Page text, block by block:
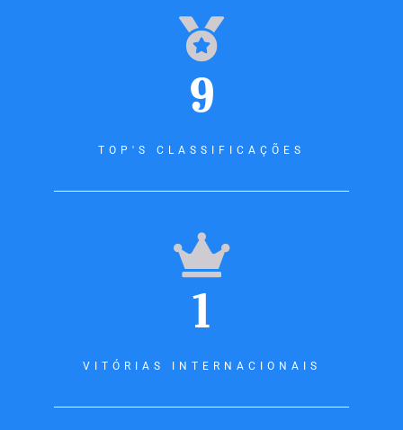
9
TOP'S CLASSIFICAÇÕES
1
VITÓRIAS INTERNACIONAIS